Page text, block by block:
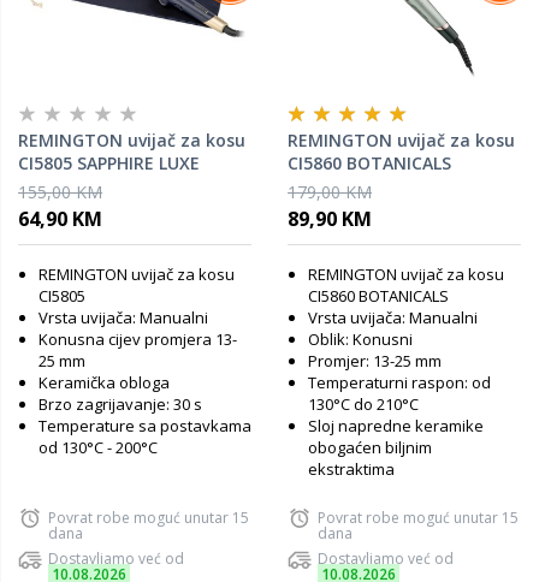
REMINGTON uvijač za kosu
CI5805 SAPPHIRE LUXE
155,00 KM
64,90 KM
REMINGTON uvijač za kosu
CI5805
Vrsta uvijača: Manualni
Konusna cijev promjera 13-
25 mm
Keramička obloga
Brzo zagrijavanje: 30 s
Temperature sa postavkama
od 130°C - 200°C
Povrat robe moguć unutar 15
dana
Dostavljamo već od
10.08.2026
REMINGTON uvijač za kosu
CI5860 BOTANICALS
179,00 KM
89,90 KM
REMINGTON uvijač za kosu
CI5860 BOTANICALS
Vrsta uvijača: Manualni
Oblik: Konusni
Promjer: 13-25 mm
Temperaturni raspon: od
130°C do 210°C
Sloj napredne keramike
obogaćen biljnim
ekstraktima
Povrat robe moguć unutar 15
dana
Dostavljamo već od
10.08.2026